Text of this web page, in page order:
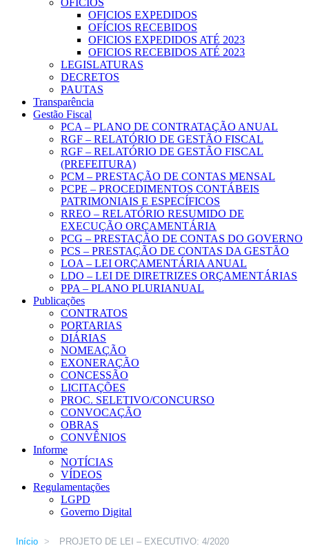
OFICIOS
OFICIOS EXPEDIDOS
OFÍCIOS RECEBIDOS
OFICIOS EXPEDIDOS ATÉ 2023
OFICIOS RECEBIDOS ATÉ 2023
LEGISLATURAS
DECRETOS
PAUTAS
Transparência
Gestão Fiscal
PCA – PLANO DE CONTRATAÇÃO ANUAL
RGF – RELATÓRIO DE GESTÃO FISCAL
RGF – RELATÓRIO DE GESTÃO FISCAL
(PREFEITURA)
PCM – PRESTAÇÃO DE CONTAS MENSAL
PCPE – PROCEDIMENTOS CONTÁBEIS
PATRIMONIAIS E ESPECÍFICOS
RREO – RELATÓRIO RESUMIDO DE
EXECUÇÃO ORÇAMENTÁRIA
PCG – PRESTAÇÃO DE CONTAS DO GOVERNO
PCS – PRESTAÇÃO DE CONTAS DA GESTÃO
LOA – LEI ORÇAMENTÁRIA ANUAL
LDO – LEI DE DIRETRIZES ORÇAMENTÁRIAS
PPA – PLANO PLURIANUAL
Publicações
CONTRATOS
PORTARIAS
DIÁRIAS
NOMEAÇÃO
EXONERAÇÃO
CONCESSÃO
LICITAÇÕES
PROC. SELETIVO/CONCURSO
CONVOCAÇÃO
OBRAS
CONVÊNIOS
Informe
NOTÍCIAS
VÍDEOS
Regulamentações
LGPD
Governo Digital
Início > PROJETO DE LEI – EXECUTIVO: 4/2020